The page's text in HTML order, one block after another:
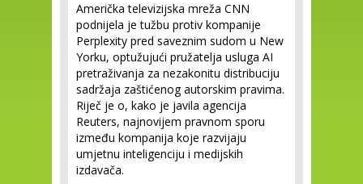
Američka televizijska mreža CNN
podnijela je tužbu protiv kompanije
Perplexity pred saveznim sudom u New
Yorku, optužujući pružatelja usluga AI
pretraživanja za nezakonitu distribuciju
sadržaja zaštićenog autorskim pravima.
Riječ je o, kako je javila agencija
Reuters, najnovijem pravnom sporu
između kompanija koje razvijaju
umjetnu inteligenciju i medijskih
izdavača.